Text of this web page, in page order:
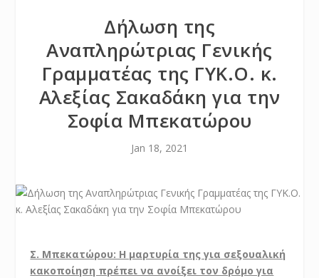
Δήλωση της
Αναπληρώτριας Γενικής
Γραμματέας της ΓΥΚ.Ο. κ.
Αλεξίας Σακαδάκη για την
Σοφία Μπεκατώρου
Jan 18, 2021
Σ. Μπεκατώρου: Η μαρτυρία της για σεξουαλική
κακοποίηση πρέπει να ανοίξει τον δρόμο για